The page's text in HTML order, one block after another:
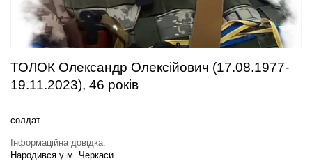
ТОЛОК Олександр Олексійович (17.08.1977-
19.11.2023), 46 років
солдат
Інформаційна довідка:
Народився у м. Черкаси.